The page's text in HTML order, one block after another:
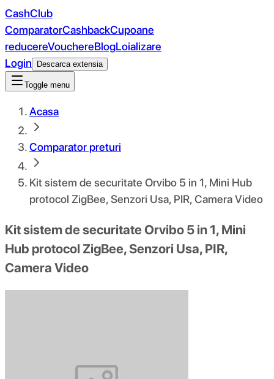
CashClub
ComparatorCashbackCupoane
reducereVouchereBlogLoializare
Login
Descarca extensia
Toggle menu
Acasa
Comparator preturi
Kit sistem de securitate Orvibo 5 in 1, Mini Hub
protocol ZigBee, Senzori Usa, PIR, Camera Video
Kit sistem de securitate Orvibo 5 in 1, Mini
Hub protocol ZigBee, Senzori Usa, PIR,
Camera Video